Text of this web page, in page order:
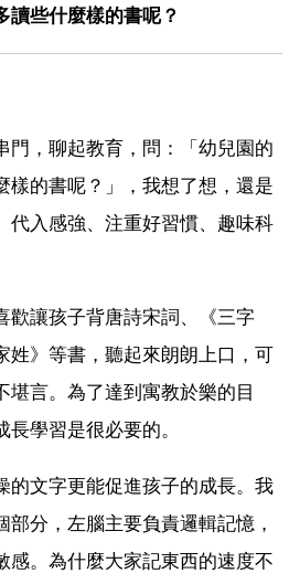
讀些什麼樣的書呢？
門，聊起教育，問：「幼兒園的
樣的書呢？」，我想了想，還是
代入感強、注重好習慣、趣味科
歡讓孩子背唐詩宋詞、《三字
姓》等書，聽起來朗朗上口，可
堪言。為了達到寓教於樂的目
學習是很必要的。
的文字更能促進孩子的成長。我
分，左腦主要負責邏輯記憶，
感。為什麼大家記東西的速度不